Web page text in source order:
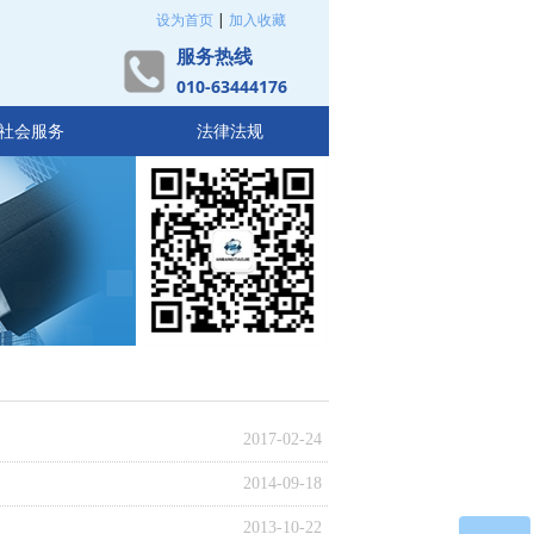
010-63444176
服务热线
设为首页 | 加入收藏
会服务 法律法规
2017-02-24
2014-09-18
2013-10-22